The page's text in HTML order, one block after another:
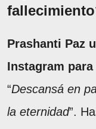
Prashanti Paz
Instagram
“Descansá en
la eternidad”.